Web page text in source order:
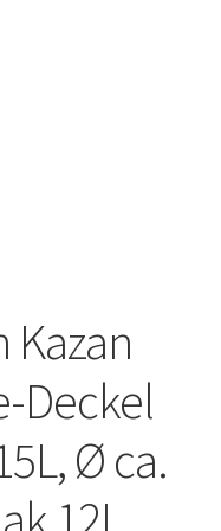
Kazan
Deckel
Ø ca.